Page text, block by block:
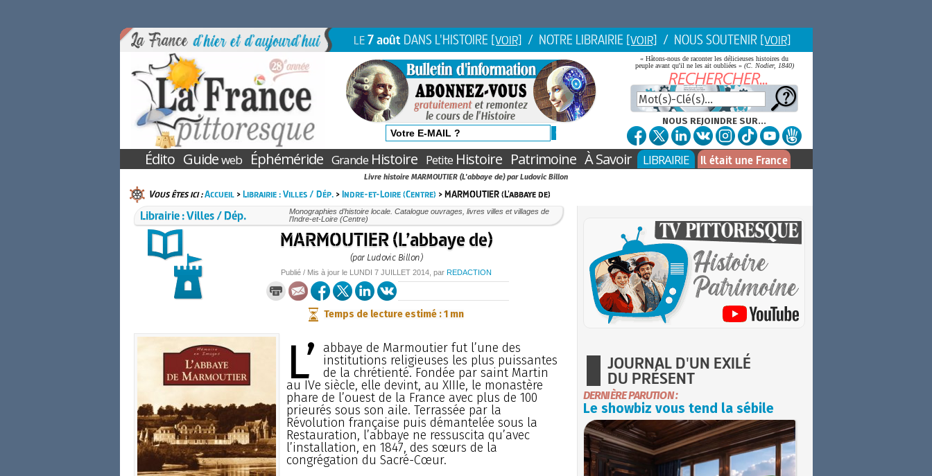
LE7 août DANS L'HISTOIRE [VOIR] / NOTRE LIBRAIRIE [VOIR] / NOUS SOUTENIR [VOIR]
« Hâtons-nous de raconter les délicieuses histoires du
peuple avant qu'il ne les ait oubliées » (C. Nodier, 1840)
NOUS REJOINDRE SUR...
Édito Guideweb Éphéméride GrandeHistoire PetiteHistoire Patrimoine À Savoir LIBRAIRIE Il était une France
Livre histoire MARMOUTIER (L'abbaye de) par Ludovic Billon
Vous êtes ici :Accueil>Librairie : Villes / Dép.>Indre-et-Loire (Centre) > MARMOUTIER (L'abbaye de)
Librairie : Villes / Dép.
Monographies d’histoire locale. Catalogue ouvrages, livres villes et villages de
l’Indre-et-Loire (Centre)
MARMOUTIER (L’abbaye de)
(par Ludovic Billon)
Publié / Mis à jour le LUNDI 7 JUILLET 2014 , par REDACTION
Temps de lecture estimé : 1 mn
L’
abbaye de Marmoutier fut l’une des
institutions religieuses les plus puissantes
de la chrétienté. Fondée par saint Martin
au IVe siècle, elle devint, au XIIIe, le monastère
phare de l’ouest de la France avec plus de 100
prieurés sous son aile. Terrassée par la
Révolution française puis démantelée sous la
Restauration, l’abbaye ne ressuscita qu’avec
l’installation, en 1847, des sœurs de la
congrégation du Sacré-Cœur.
JOURNAL D'UN EXILÉ
DU PRÉSENT
DERNIÈRE PARUTION :
Le showbiz vous tend la sébile